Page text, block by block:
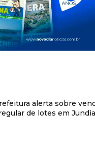
alerta sobre
de lotes em